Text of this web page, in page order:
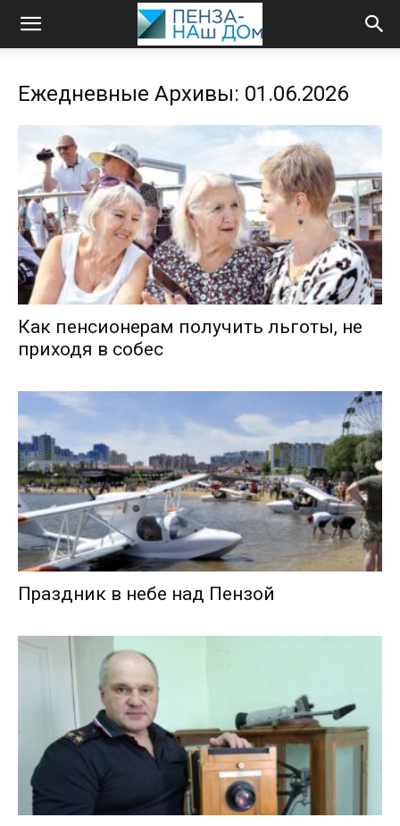
Ежедневные Архивы: 01.06.2026
Как пенсионерам получить льготы, не
приходя в собес
Праздник в небе над Пензой